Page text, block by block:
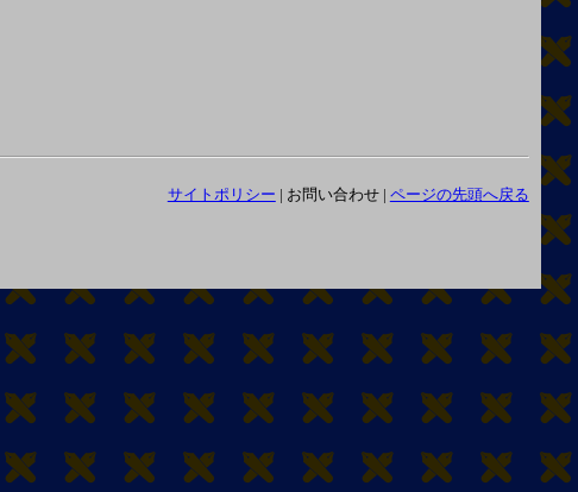
サイトポリシー | お問い合わせ | ページの先頭へ戻る